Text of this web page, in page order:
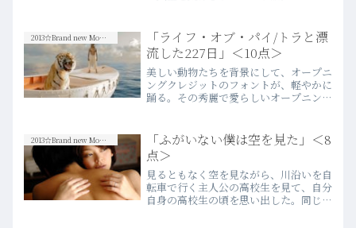
とには、知能指数の差をあからさまにさ
れているようで悲しくなった…more
2013☆Brand new Movies
「ライフ・オブ・パイ/トラと漂
流した227日」＜10点＞
美しい動物たちを背景にして、オープニ
ングクレジットのフォントが、軽やかに
踊る。その秀麗で愛らしいオープニング
感じるとともに、この映画は長い年月に
渡って多くの世代に愛され…more
2013☆Brand new Movies
「ふがいない僕は空を見た」＜8
点＞
見るともなく空を見ながら、川沿いを自
転車で行く主人公の高校生を見て、自分
自身の高校生の頃を思い出した。同じよ